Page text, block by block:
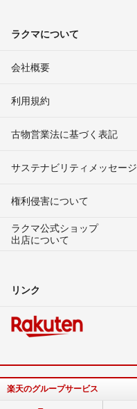
ラクマについて
会社概要
利用規約
古物営業法に基づく表記
サステナビリティメッセージ
権利侵害について
ラクマ公式ショップ
出店について
リンク
楽天のグループサービス